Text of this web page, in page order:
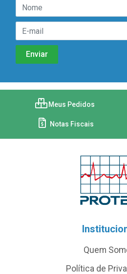
Meus Pedidos
Notas Fiscais
Quem
Política de